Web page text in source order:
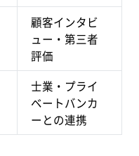
顧客インタビ
ュー・第三者
評価
士業・プライ
ベートバンカ
ーとの連携